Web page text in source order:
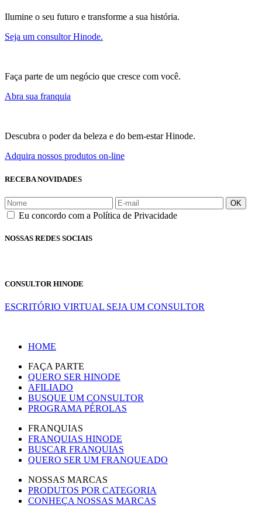
Ilumine o seu futuro e transforme a sua história.
Seja um consultor Hinode.
Faça parte de um negócio que cresce com você.
Abra sua franquia
Descubra o poder da beleza e do bem-estar Hinode.
Adquira nossos produtos on-line
RECEBA NOVIDADES
OK
Eu concordo com a Política de Privacidade
NOSSAS REDES SOCIAIS
CONSULTOR HINODE
ESCRITÓRIO VIRTUAL SEJA UM CONSULTOR
HOME
FAÇA PARTE
QUERO SER HINODE
AFILIADO
BUSQUE UM CONSULTOR
PROGRAMA PÉROLAS
FRANQUIAS
FRANQUIAS HINODE
BUSCAR FRANQUIAS
QUERO SER UM FRANQUEADO
NOSSAS MARCAS
PRODUTOS POR CATEGORIA
CONHEÇA NOSSAS MARCAS